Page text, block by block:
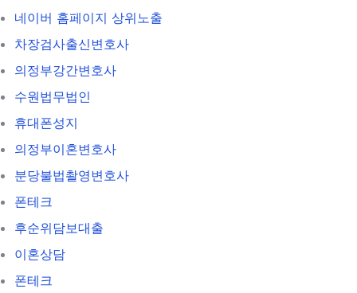
네이버 홈페이지 상위노출
차장검사출신변호사
의정부강간변호사
수원법무법인
휴대폰성지
의정부이혼변호사
분당불법촬영변호사
폰테크
후순위담보대출
이혼상담
폰테크